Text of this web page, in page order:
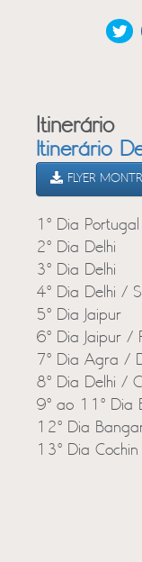
Itinerário
Itinerário
FLYER
1º Dia
2º Dia Delhi
3º Dia Delhi
4º Dia Delhi /
5º Dia Jaipur
6º Dia Jaipur /
7º Dia Agra /
8º Dia Delhi /
9º ao 11º Dia
12º Dia
13º Dia